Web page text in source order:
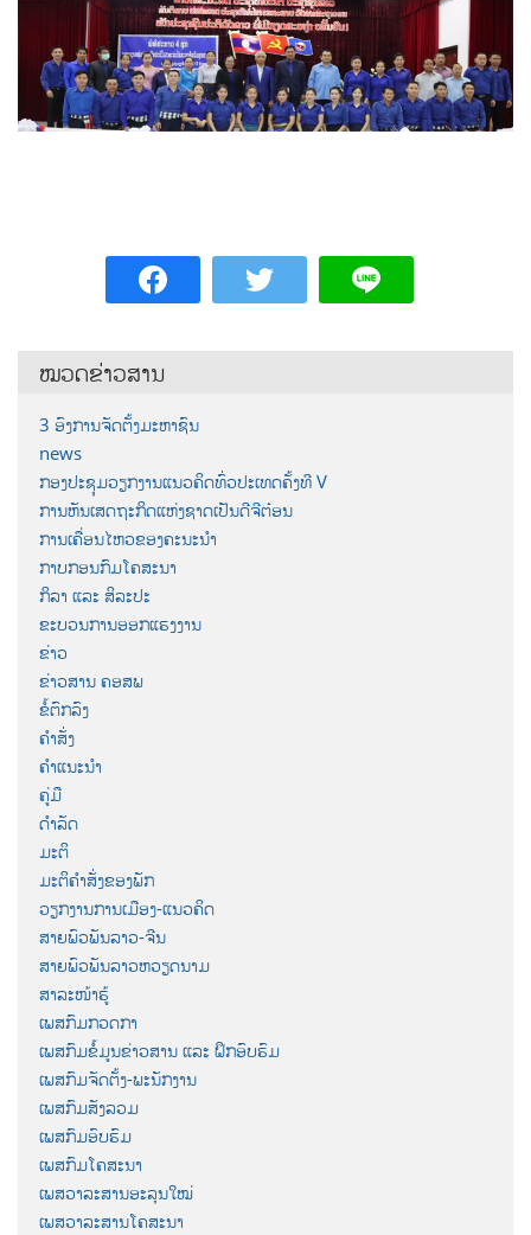
ໝວດຂ່າວສານ
3 ອົງການຈັດຕັ້ງມະຫາຊົນ
news
ກອງປະຊຸມວຽກງານແນວຄິດທົ່ວປະເທດຄັ້ງທີ V
ການຫັນເສດຖະກິດແຫ່ງຊາດເປັນດີຈີຕ໋ອນ
ການເຄື່ອນໄຫວຂອງຄະນະນຳ
ກາບກອນກົມໂຄສະນາ
ກິລາ ແລະ ສິລະປະ
ຂະບວນການອອກແຮງງານ
ຂ່າວ
ຂ່າວສານ ຄອສພ
ຂໍ້ຕົກລົງ
ຄຳສັ່ງ
ຄຳແນະນຳ
ຄູ່ມື
ດຳລັດ
ມະຕິ
ມະຕິຄຳສັ່ງຂອງພັກ
ວຽກງານການເມືອງ-ແນວຄິດ
ສາຍພົວພັນລາວ-ຈີນ
ສາຍພົວພັນລາວຫວຽດນາມ
ສາລະໜ້າຮູ້
ເພສກົມກວດກາ
ເພສກົມຂໍ້ມູນຂ່າວສານ ແລະ ຝຶກອົບຮົມ
ເພສກົມຈັດຕັ້ງ-ພະນັກງານ
ເພສກົມສັງລວມ
ເພສກົມອົບຮົມ
ເພສກົມໂຄສະນາ
ເພສວາລະສານອະລຸນໃໝ່
ເພສວາລະສານໂຄສະນາ